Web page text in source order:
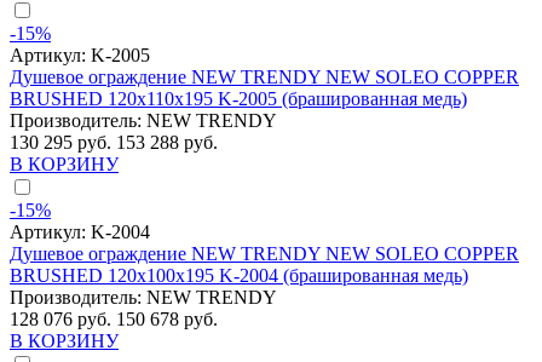
-15%
Артикул: K-2005
Душевое ограждение NEW TRENDY NEW SOLEO COPPER
BRUSHED 120x110x195 K-2005 (брашированная медь)
Производитель: NEW TRENDY
130 295 руб. 153 288 руб.
В КОРЗИНУ
-15%
Артикул: K-2004
Душевое ограждение NEW TRENDY NEW SOLEO COPPER
BRUSHED 120x100x195 K-2004 (брашированная медь)
Производитель: NEW TRENDY
128 076 руб. 150 678 руб.
В КОРЗИНУ